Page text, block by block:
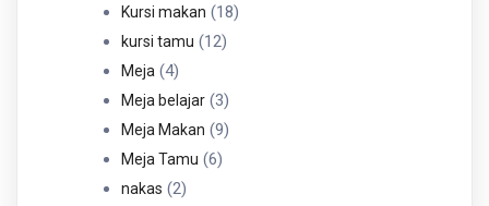
Produk
Kursi makan 1818
kursi tamu 1212
Meja 44
Produk
Meja belajar 33
Produk
Meja Makan 99
Meja Tamu 66
nakas 22